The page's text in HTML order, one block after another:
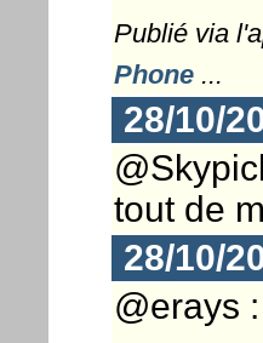
Publié via
Phone...
28/10/
tout de
28/10/
@erays